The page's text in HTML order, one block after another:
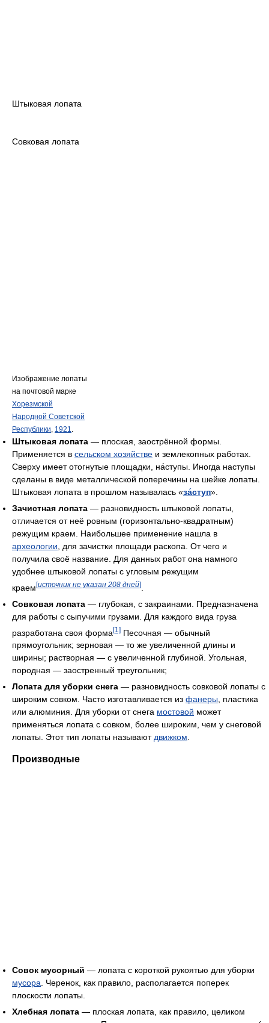
Штыковая лопата
Совковая лопата
Изображение лопаты
на почтовой марке
Хорезмской
Народной Советской
Республики
1921
Штыковая лопата — плоская, заострённой формы.
Применяется в сельском хозяйстве и землекопных работах.
Сверху имеет отогнутые площадки, на́ступы. Иногда наступы
сделаны в виде металлической поперечины на шейке лопаты.
Штыковая лопата в прошлом называлась «за́ступ».
Зачистная лопата — разновидность штыковой лопаты,
отличается от неё ровным (горизонтально-квадратным)
режущим краем. Наибольшее применение нашла в
археологии , для зачистки площади раскопа. От чего и
получила своё название. Для данных работ она намного
удобнее штыковой лопаты с угловым режущим
краем[источник не указан 208 дней]
Совковая лопата — глубокая, с закраинами. Предназначена
для работы с сыпучими грузами. Для каждого вида груза
разработана своя форма[1] Песочная — обычный
прямоугольник; зерновая — то же увеличенной длины и
ширины; растворная — с увеличенной глубиной. Угольная,
породная — заостренный треугольник;
Лопата для уборки снега — разновидность совковой лопаты с
широким совком. Часто изготавливается из фанеры, пластика
или алюминия. Для уборки от снега мостовой может
применяться лопата с совком, более широким, чем у снеговой
лопаты. Этот тип лопаты называютдвижком.
Производные
Совок мусорный — лопата с короткой рукоятью для уборки
мусора. Черенок, как правило, располагается поперек
плоскости лопаты.
Хлебная лопата — плоская лопата, как правило, целиком